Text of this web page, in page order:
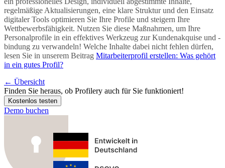
regelmäßige Aktualisierungen, eine klare Struktur und den Einsatz
digitaler Tools optimieren Sie Ihre Profile und steigern Ihre
Wettbewerbsfähigkeit. Nutzen Sie diese Maßnahmen, um Ihre
Personalprofile in ein effektives Werkzeug zur Kundenakquise und -
bindung zu verwandeln! Welche Inhalte dabei nicht fehlen dürfen,
lesen Sie in unserem Beitrag Mitarbeiterprofil erstellen: Was gehört
in ein gutes Profil?
← Übersicht
Finden Sie heraus, ob Profilery auch für Sie funktioniert!
Kostenlos testen
Demo buchen